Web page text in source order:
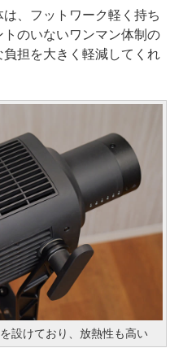
、フットワーク軽く持ち
のいないワンマン体制の
担を大きく軽減してくれ
設けており、放熱性も高い